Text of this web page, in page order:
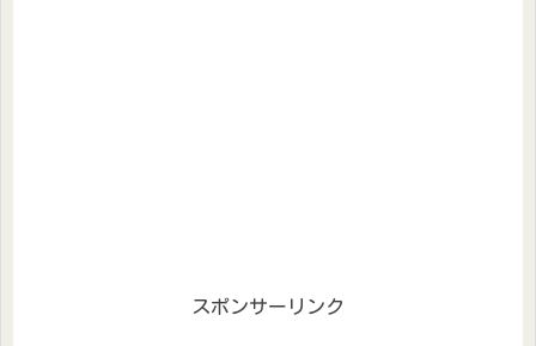
スポンサーリンク